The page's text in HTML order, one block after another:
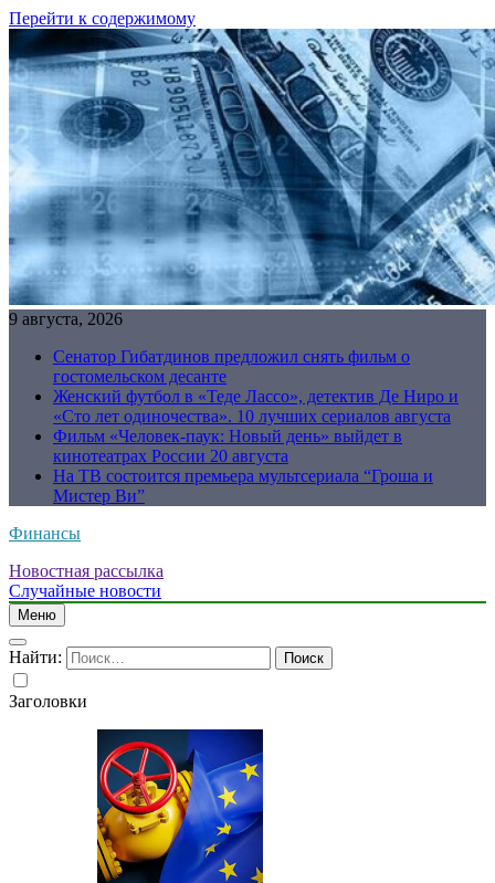
Перейти к содержимому
9 августа, 2026
Сенатор Гибатдинов предложил снять фильм о
гостомельском десанте
Женский футбол в «Теде Лассо», детектив Де Ниро и
«Сто лет одиночества». 10 лучших сериалов августа
Фильм «Человек-паук: Новый день» выйдет в
кинотеатрах России 20 августа
На ТВ состоится премьера мультсериала “Гроша и
Мистер Ви”
Финансы
Новостная рассылка
Случайные новости
Меню
Найти:
Заголовки